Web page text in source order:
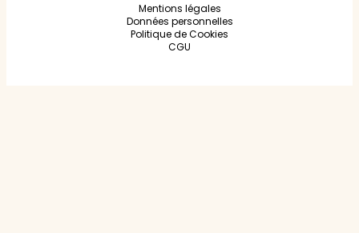
Mentions légales
Données personnelles
Politique de Cookies
CGU